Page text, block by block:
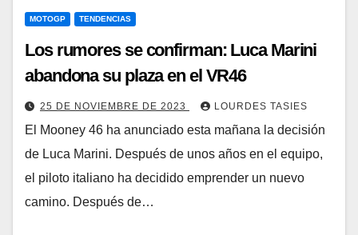
MOTOGP TENDENCIAS
Los rumores se confirman: Luca Marini
abandona su plaza en el VR46
25 DE NOVIEMBRE DE 2023 LOURDES TASIES
El Mooney 46 ha anunciado esta mañana la decisión
de Luca Marini. Después de unos años en el equipo,
el piloto italiano ha decidido emprender un nuevo
camino. Después de…